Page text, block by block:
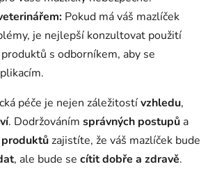
Pokud má váš mazlíček
je nejlepší konzultovat použití
s odborníkem, aby se
péče je nejen záležitostívzhledu,
. Dodržováním správných postupů a
zajistíte, že váš mazlíček bude
, ale bude se cítit dobře a zdravě.